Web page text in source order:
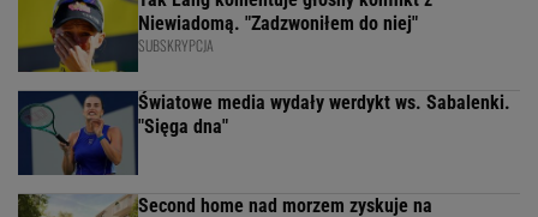
Niewiadomą. "Zadzwoniłem do niej"
SUBSKRYPCJA
Światowe media wydały werdykt ws. Sabalenki.
"Sięga dna"
Second home nad morzem zyskuje na